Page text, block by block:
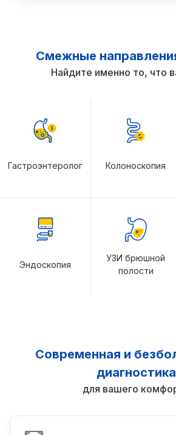
Смежные
Найдите именно то, что
Гастроэнтеролог Колоноскопия
Эндоскопия
УЗИ брюшной
полости
Современная и
диагностика
для вашего